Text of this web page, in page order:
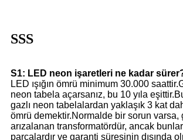
SSS
S1: LED neon işaretleri ne kadar
LED ışığın ömrü minimum 30.000
neon tabela açarsanız, bu 10 yıla
gazlı neon tabelalardan yaklaşık 3 kat
ömrü demektir.Normalde bir sorun varsa,
arızalanan transformatördür, ancak
parçalardır ve garanti süresinin dışında